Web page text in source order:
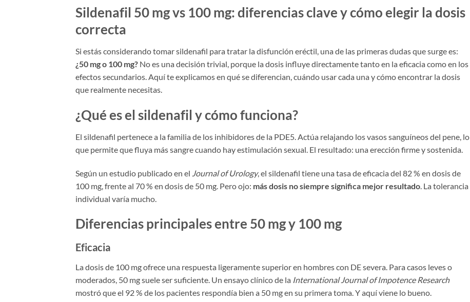
Sildenafil 50 mg vs 100 mg: diferencias clave y cómo elegir la dosis
correcta
Si estás considerando tomar sildenafil para tratar la disfunción eréctil, una de las primeras dudas que surge es:
¿50 mg o 100 mg? No es una decisión trivial, porque la dosis influye directamente tanto en la eficacia como en los
efectos secundarios. Aquí te explicamos en qué se diferencian, cuándo usar cada una y cómo encontrar la dosis
que realmente necesitas.
¿Qué es el sildenafil y cómo funciona?
El sildenafil pertenece a la familia de los inhibidores de la PDE5. Actúa relajando los vasos sanguíneos del pene, lo
que permite que fluya más sangre cuando hay estimulación sexual. El resultado: una erección firme y sostenida.
Según un estudio publicado en el Journal of Urology, el sildenafil tiene una tasa de eficacia del 82 % en dosis de
100 mg, frente al 70 % en dosis de 50 mg. Pero ojo: más dosis no siempre significa mejor resultado . La tolerancia
individual varía mucho.
Diferencias principales entre 50 mg y 100 mg
Eficacia
La dosis de 100 mg ofrece una respuesta ligeramente superior en hombres con DE severa. Para casos leves o
moderados, 50 mg suele ser suficiente. Un ensayo clínico de la International Journal of Impotence Research
mostró que el 92 % de los pacientes respondía bien a 50 mg en su primera toma. Y aquí viene lo bueno.